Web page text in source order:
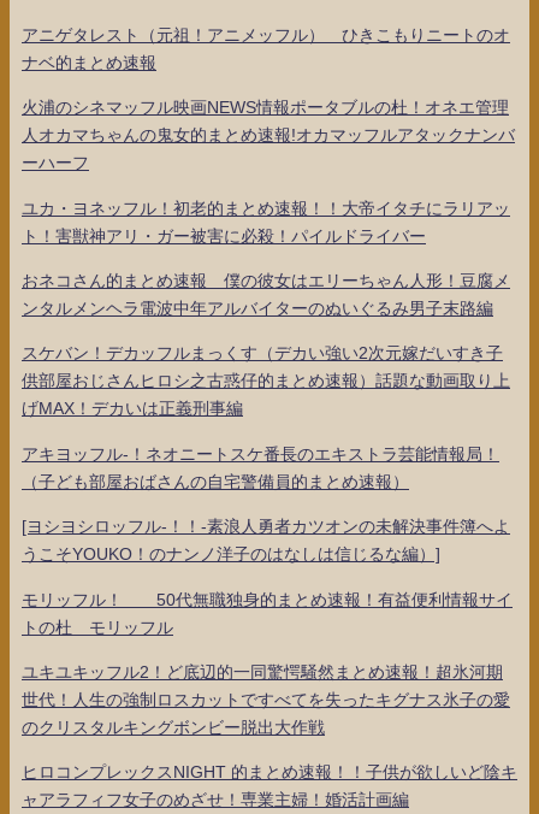
アニゲタレスト（元祖！アニメッフル） ひきこもりニートのオ
ナベ的まとめ速報
火浦のシネマッフル映画NEWS情報ポータブルの杜！オネエ管理
人オカマちゃんの鬼女的まとめ速報!オカマッフルアタックナンバ
ーハーフ
ユカ・ヨネッフル！初老的まとめ速報！！大帝イタチにラリアッ
ト！害獣神アリ・ガー被害に必殺！パイルドライバー
おネコさん的まとめ速報 僕の彼女はエリーちゃん人形！豆腐メ
ンタルメンヘラ電波中年アルバイターのぬいぐるみ男子末路編
スケバン！デカッフルまっくす（デカい強い2次元嫁だいすき子
供部屋おじさんヒロシ之古惑仔的まとめ速報）話題な動画取り上
げMAX！デカいは正義刑事編
アキヨッフル-！ネオニートスケ番長のエキストラ芸能情報局！
（子ども部屋おばさんの自宅警備員的まとめ速報）
[ヨシヨシロッフル-！！-素浪人勇者カツオンの未解決事件簿へよ
うこそYOUKO！のナンノ洋子のはなしは信じるな編）]
モリッフル！ 50代無職独身的まとめ速報！有益便利情報サイ
トの杜 モリッフル
ユキユキッフル2！ど底辺的一同驚愕騒然まとめ速報！超氷河期
世代！人生の強制ロスカットですべてを失ったキグナス氷子の愛
のクリスタルキングボンビー脱出大作戦
ヒロコンプレックスNIGHT 的まとめ速報！！子供が欲しいど陰キ
ャアラフィフ女子のめざせ！専業主婦！婚活計画編